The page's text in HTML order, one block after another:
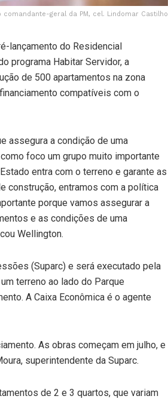
geral da PM, cel. Lindomar Castilho
lançamento do Residencial
programa Habitar Servidor, a
de 500 apartamentos na zona
compatíveis com o
assegura a condição de uma
foco um grupo muito importante
entra com o terreno e garante as
construção, entramos com a política
porque vamos assegurar a
e as condições de uma
Wellington.
(Suparc) e será executado pela
terreno ao lado do Parque
A Caixa Econômica é o agente
As obras começam em julho, e
superintendente da Suparc.
de 2 e 3 quartos, que variam